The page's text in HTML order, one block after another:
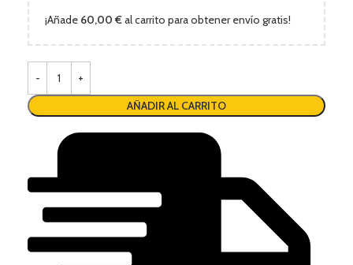
¡Añade 60,00 €al carrito para obtener envío gratis!
AÑADIR AL CARRITO